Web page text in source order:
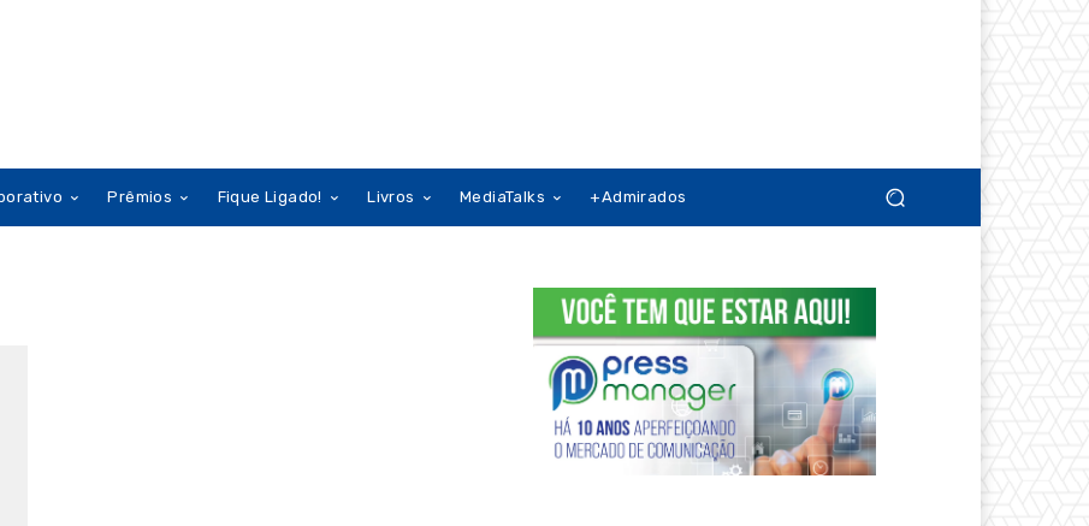
Prêmios Fique Ligado! Livros MediaTalks +Admirados